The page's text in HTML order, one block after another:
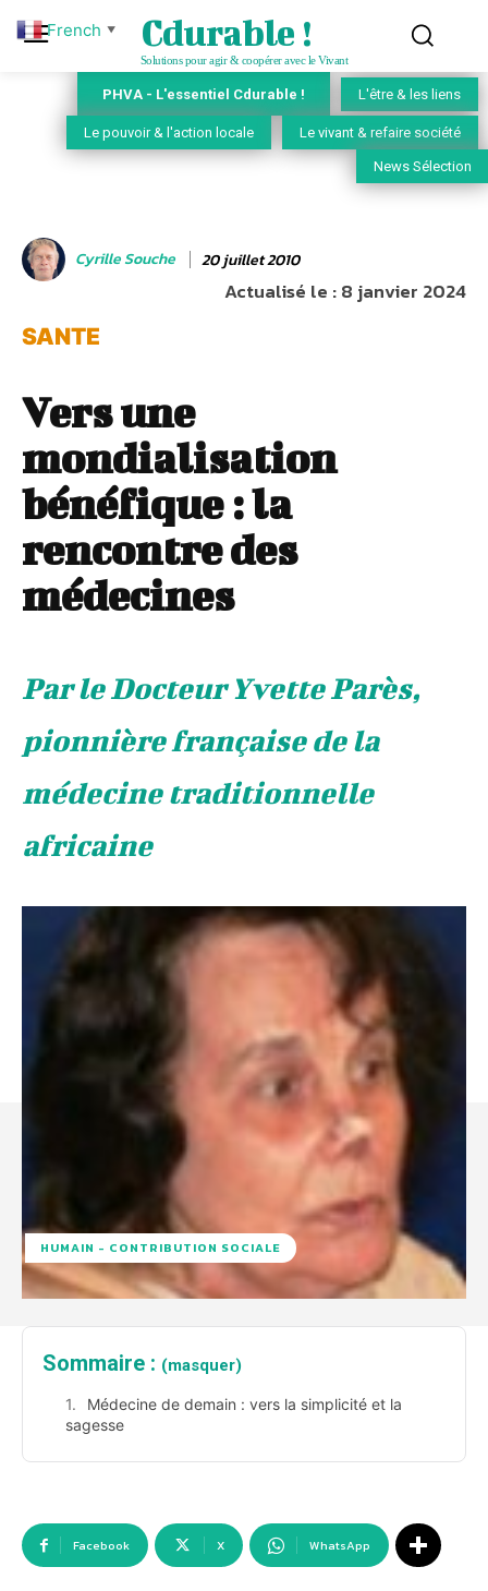
Cdurable !
Solutions pour agir & coopérer avec le Vivant
PHVA - L'essentiel Cdurable ! L'être & les liens
Le pouvoir & l'action locale Le vivant & refaire société
News Sélection
Cyrille Souche 20 juillet 2010
Actualisé le :8 janvier 2024
SANTE
Vers une
mondialisation
bénéfique : la
rencontre des
médecines
Par le Docteur Yvette Parès,
pionnière française de la
médecine traditionnelle
africaine
HUMAIN - CONTRIBUTION SOCIALE
Sommaire : (masquer)
Médecine de demain : vers la simplicité et la
sagesse
Facebook X WhatsApp
French ▼